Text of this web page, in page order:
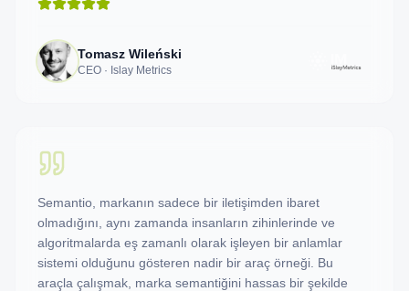
Tomasz Wileński
CEO · Islay Metrics
Semantio, markanın sadece bir iletişimden ibaret
olmadığını, aynı zamanda insanların zihinlerinde ve
algoritmalarda eş zamanlı olarak işleyen bir anlamlar
sistemi olduğunu gösteren nadir bir araç örneği. Bu
araçla çalışmak, marka semantiğini hassas bir şekilde